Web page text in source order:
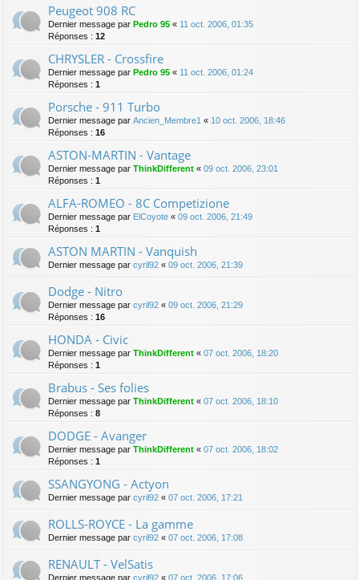
Peugeot 908 RC
Dernier message par Pedro 95 « 11 oct. 2006, 01:35
Réponses : 12
CHRYSLER - Crossfire
Dernier message par Pedro 95 « 11 oct. 2006, 01:24
Réponses : 1
Porsche - 911 Turbo
Dernier message par Ancien_Membre1 « 10 oct. 2006, 18:46
Réponses : 16
ASTON-MARTIN - Vantage
Dernier message par ThinkDifferent « 09 oct. 2006, 23:01
Réponses : 1
ALFA-ROMEO - 8C Competizione
Dernier message par ElCoyote « 09 oct. 2006, 21:49
Réponses : 1
ASTON MARTIN - Vanquish
Dernier message par cyril92 « 09 oct. 2006, 21:39
Dodge - Nitro
Dernier message par cyril92 « 09 oct. 2006, 21:29
Réponses : 16
HONDA - Civic
Dernier message par ThinkDifferent « 07 oct. 2006, 18:20
Réponses : 1
Brabus - Ses folies
Dernier message par ThinkDifferent « 07 oct. 2006, 18:10
Réponses : 8
DODGE - Avanger
Dernier message par ThinkDifferent « 07 oct. 2006, 18:02
Réponses : 1
SSANGYONG - Actyon
Dernier message par cyril92 « 07 oct. 2006, 17:21
ROLLS-ROYCE - La gamme
Dernier message par cyril92 « 07 oct. 2006, 17:08
RENAULT - VelSatis
Dernier message par cyril92 « 07 oct. 2006, 17:06